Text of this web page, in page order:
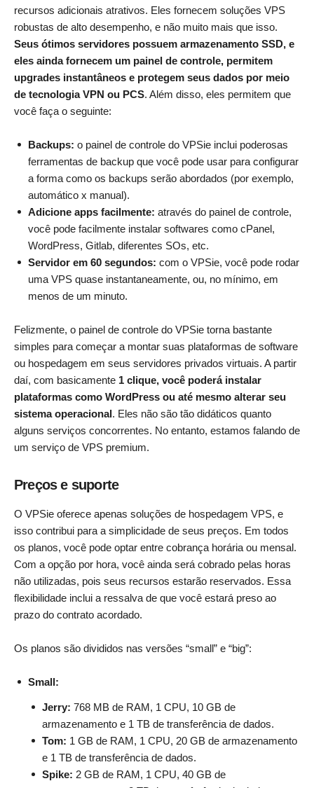
recursos adicionais atrativos. Eles fornecem soluções VPS
robustas de alto desempenho, e não muito mais que isso.
Seus ótimos servidores possuem armazenamento SSD, e
eles ainda fornecem um painel de controle, permitem
upgrades instantâneos e protegem seus dados por meio
de tecnologia VPN ou PCS. Além disso, eles permitem que
você faça o seguinte:
Backups: o painel de controle do VPSie inclui poderosas
ferramentas de backup que você pode usar para configurar
a forma como os backups serão abordados (por exemplo,
automático x manual).
Adicione apps facilmente: através do painel de controle,
você pode facilmente instalar softwares como cPanel,
WordPress, Gitlab, diferentes SOs, etc.
Servidor em 60 segundos: com o VPSie, você pode rodar
uma VPS quase instantaneamente, ou, no mínimo, em
menos de um minuto.
Felizmente, o painel de controle do VPSie torna bastante
simples para começar a montar suas plataformas de software
ou hospedagem em seus servidores privados virtuais. A partir
daí, com basicamente 1 clique, você poderá instalar
plataformas como WordPress ou até mesmo alterar seu
sistema operacional. Eles não são tão didáticos quanto
alguns serviços concorrentes. No entanto, estamos falando de
um serviço de VPS premium.
Preços e suporte
O VPSie oferece apenas soluções de hospedagem VPS, e
isso contribui para a simplicidade de seus preços. Em todos
os planos, você pode optar entre cobrança horária ou mensal.
Com a opção por hora, você ainda será cobrado pelas horas
não utilizadas, pois seus recursos estarão reservados. Essa
flexibilidade inclui a ressalva de que você estará preso ao
prazo do contrato acordado.
Os planos são divididos nas versões “small” e “big”:
Small:
Jerry: 768 MB de RAM, 1 CPU, 10 GB de
armazenamento e 1 TB de transferência de dados.
Tom: 1 GB de RAM, 1 CPU, 20 GB de armazenamento
e 1 TB de transferência de dados.
Spike: 2 GB de RAM, 1 CPU, 40 GB de